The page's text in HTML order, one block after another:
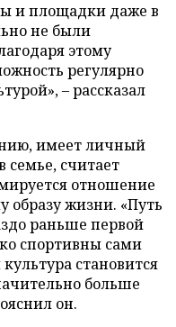
и площадки даже в
не были
этому
регулярно
– рассказал
имеет личный
считает
отношение
образу жизни. «Путь
раньше первой
спортивны сами
становится
больше
он.